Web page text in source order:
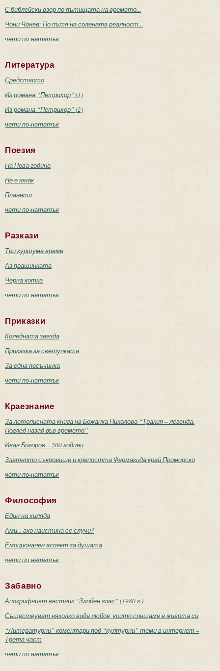
С библейски взор по пътищата на времето...
Чони Чонев: По пътя на солената реалност...
чети по-нататък
Литература
Средството
Из романа “Петрихор” (1)
Из романа “Петрихор” (2)
чети по-нататък
Поезия
На Нова година
Не е юнак
Планети
чети по-нататък
Разкази
Три куршума време
Аз прашинката
Черна котка
чети по-нататък
Приказки
Коледната звезда
Приказка за светулката
За една песъчинка
чети по-нататък
Краезнание
За летописната книга на Божанка Николова “Тракия – легенда.
Поглед назад във времето”
Иван Богоров – 200 години
Златното съкровище и крепостта Фармакида край Приморско
чети по-нататък
Философия
Един на хиляда
Ами... ако наистина се случи?
Емоционален аспект за душата
чети по-нататък
Забавно
Апокрифният вестник “Злобен глас” (1980 г.)
Съществуват няколко вида любов, които срещаме в живота си
“Литературни” коментари под “културни” теми в интернет –
Трета част
чети по-нататък